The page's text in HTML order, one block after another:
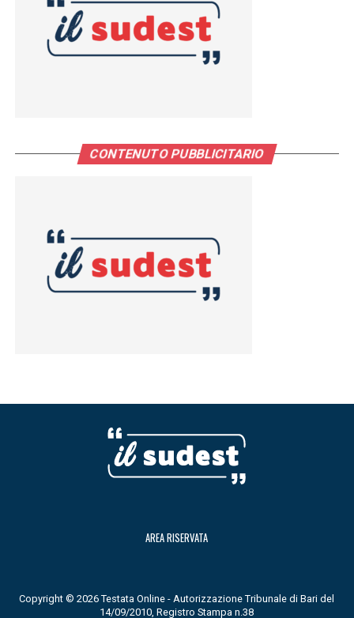
CONTENUTO PUBBLICITARIO
AREA RISERVATA
Copyright © 2026 Testata Online - Autorizzazione Tribunale di Bari del
14/09/2010, Registro Stampa n.38